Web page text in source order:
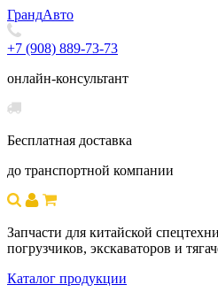
ГрандАвто
+7 (908) 889-73-73
онлайн-консультант
Бесплатная доставка
до транспортной компании
Запчасти для китайской
погрузчиков, экскаваторов и
Каталог продукции